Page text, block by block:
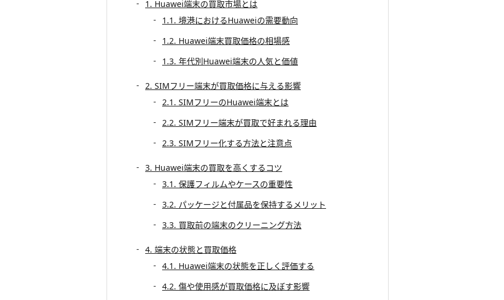
1. Huawei端末の買取市場とは
1.1. 境港におけるHuaweiの需要動向
1.2. Huawei端末買取価格の相場感
1.3. 年代別Huawei端末の人気と価値
2. SIMフリー端末が買取価格に与える影響
2.1. SIMフリーのHuawei端末とは
2.2. SIMフリー端末が買取で好まれる理由
2.3. SIMフリー化する方法と注意点
3. Huawei端末の買取を高くするコツ
3.1. 保護フィルムやケースの重要性
3.2. パッケージと付属品を保持するメリット
3.3. 買取前の端末のクリーニング方法
4. 端末の状態と買取価格
4.1. Huawei端末の状態を正しく評価する
4.2. 傷や使用感が買取価格に及ぼす影響